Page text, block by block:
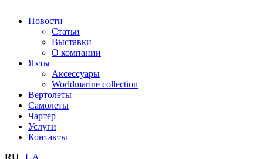
Новости
Статьи
Выставки
О компании
Яхты
Аксессуары
Worldmarine collection
Вертолеты
Самолеты
Чартер
Услуги
Контакты
RU | UA